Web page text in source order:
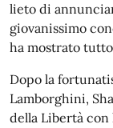
lieto di
giovanissimo
ha mostrato
Dopo la
Lamborghini,
della Libertà